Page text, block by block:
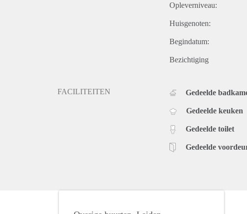
Opleverniveau:
Huisgenoten:
Begindatum:
Bezichtiging
FACILITEITEN Gedeelde
Gedeelde keuken
Gedeelde toilet
Gedeelde